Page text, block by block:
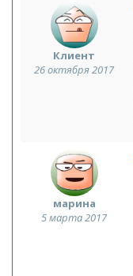
Клиент
26 октября 2017
марина
5 марта 2017